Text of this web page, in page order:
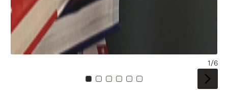
Zu Kachel: 0
Zu Kachel: 1
Zu Kachel: 2
Zu Kachel: 3
Zu Kachel: 4
Zu Kachel: 5
1/6